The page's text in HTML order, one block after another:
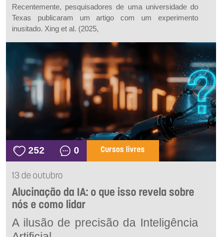
Recentemente, pesquisadores de uma universidade do
Texas publicaram um artigo com um experimento
inusitado. Xing et al. (2025,
252 0 Cursos livres
13 de outubro
Alucinação da IA: o que isso revela sobre
nós e como lidar
A ilusão de precisão da Inteligência